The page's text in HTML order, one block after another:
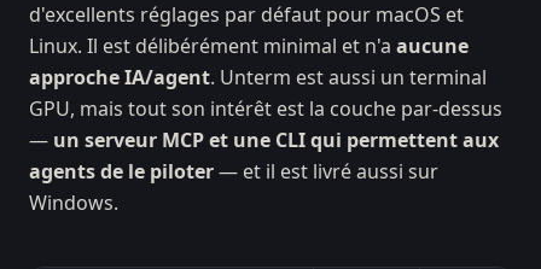
d'excellents réglages par défaut pour macOS et
Linux. Il est délibérément minimal et n'a aucune
approche IA/agent. Unterm est aussi un terminal
GPU, mais tout son intérêt est la couche par-dessus
— un serveur MCP et une CLI qui permettent aux
agents de le piloter— et il est livré aussi sur
Windows.